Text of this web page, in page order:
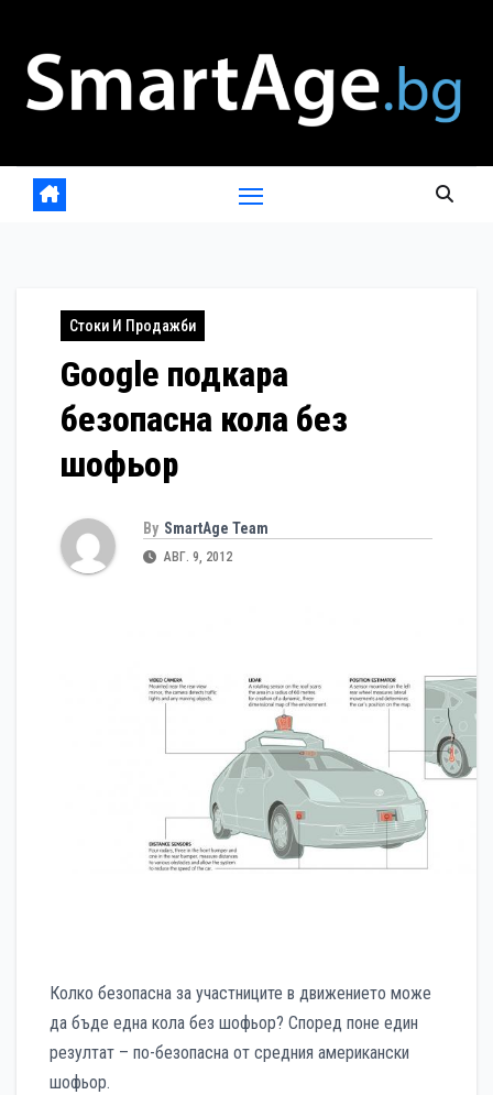
content
Стоки И Продажби
Google подкара
безопасна кола без
шофьор
By SmartAge Team
АВГ. 9, 2012
Колко безопасна за участниците в движението може
да бъде една кола без шофьор? Според поне един
резултат – по-безопасна от средния американски
шофьор.